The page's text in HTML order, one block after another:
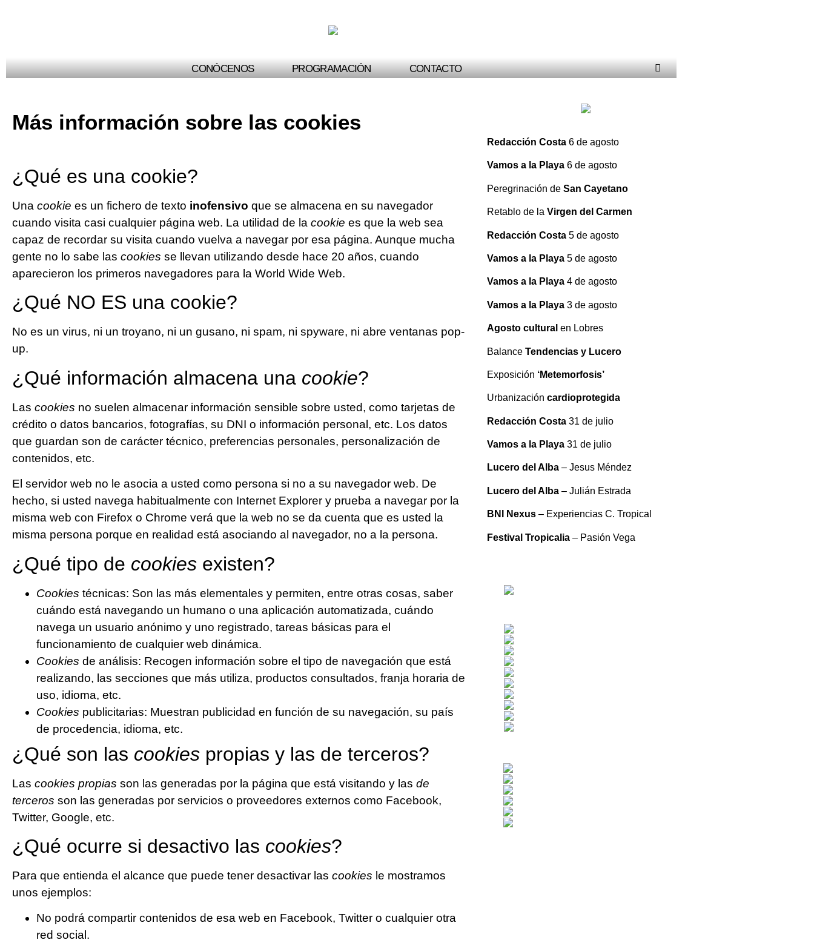
CONÓCENOS PROGRAMACIÓN CONTACTO
Más información sobre las cookies
¿Qué es una cookie?
Una cookie es un fichero de texto inofensivo que se almacena en su navegador
cuando visita casi cualquier página web. La utilidad de la cookie es que la web sea
capaz de recordar su visita cuando vuelva a navegar por esa página. Aunque mucha
gente no lo sabe las cookies se llevan utilizando desde hace 20 años, cuando
aparecieron los primeros navegadores para la World Wide Web.
¿Qué NO ES una cookie?
No es un virus, ni un troyano, ni un gusano, ni spam, ni spyware, ni abre ventanas pop-
up.
¿Qué información almacena una cookie?
Las cookies no suelen almacenar información sensible sobre usted, como tarjetas de
crédito o datos bancarios, fotografías, su DNI o información personal, etc. Los datos
que guardan son de carácter técnico, preferencias personales, personalización de
contenidos, etc.
El servidor web no le asocia a usted como persona si no a su navegador web. De
hecho, si usted navega habitualmente con Internet Explorer y prueba a navegar por la
misma web con Firefox o Chrome verá que la web no se da cuenta que es usted la
misma persona porque en realidad está asociando al navegador, no a la persona.
¿Qué tipo de cookies existen?
Cookies técnicas: Son las más elementales y permiten, entre otras cosas, saber
cuándo está navegando un humano o una aplicación automatizada, cuándo
navega un usuario anónimo y uno registrado, tareas básicas para el
funcionamiento de cualquier web dinámica.
Cookies de análisis: Recogen información sobre el tipo de navegación que está
realizando, las secciones que más utiliza, productos consultados, franja horaria de
uso, idioma, etc.
Cookies publicitarias: Muestran publicidad en función de su navegación, su país
de procedencia, idioma, etc.
¿Qué son las cookies propias y las de terceros?
Las cookies propias son las generadas por la página que está visitando y las de
terceros son las generadas por servicios o proveedores externos como Facebook,
Twitter, Google, etc.
¿Qué ocurre si desactivo las cookies?
Para que entienda el alcance que puede tener desactivar las cookies le mostramos
unos ejemplos:
No podrá compartir contenidos de esa web en Facebook, Twitter o cualquier otra
red social.
Redacción Costa 6 de agosto
Vamos a la Playa 6 de agosto
Peregrinación deSan Cayetano
Retablo de laVirgen del Carmen
Redacción Costa 5 de agosto
Vamos a la Playa 5 de agosto
Vamos a la Playa 4 de agosto
Vamos a la Playa 3 de agosto
Agosto cultural en Lobres
BalanceTendencias y Lucero
Exposición ‘Metemorfosis’
Urbanizacióncardioprotegida
Redacción Costa 31 de julio
Vamos a la Playa 31 de julio
Lucero del Alba – Jesus Méndez
Lucero del Alba – Julián Estrada
BNI Nexus – Experiencias C. Tropical
Festival Tropicalia – Pasión Vega